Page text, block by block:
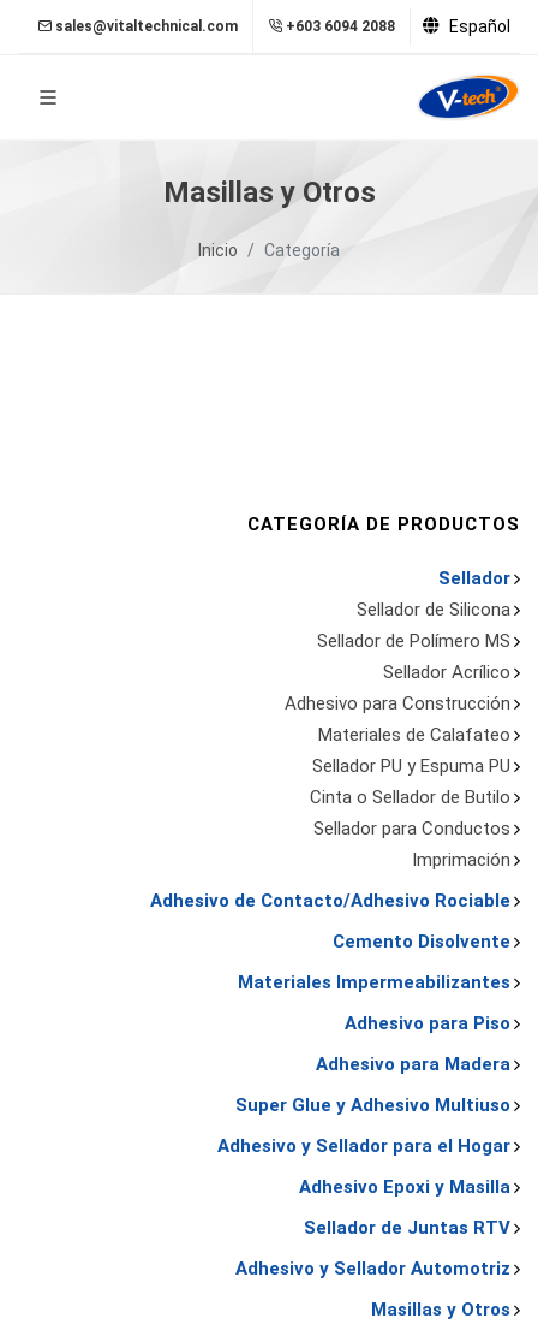
sales@vitaltechnical.com +603 6094 2088 Español
Masillas y Otros
Inicio Categoría
CATEGORÍA DE PRODUCTOS
Sellador
Sellador de Silicona
Sellador de Polímero MS
Sellador Acrílico
Adhesivo para Construcción
Materiales de Calafateo
Sellador PU y Espuma PU
Cinta o Sellador de Butilo
Sellador para Conductos
Imprimación
Adhesivo de Contacto/Adhesivo Rociable
Cemento Disolvente
Materiales Impermeabilizantes
Adhesivo para Piso
Adhesivo para Madera
Super Glue y Adhesivo Multiuso
Adhesivo y Sellador para el Hogar
Adhesivo Epoxi y Masilla
Sellador de Juntas RTV
Adhesivo y Sellador Automotriz
Masillas y Otros